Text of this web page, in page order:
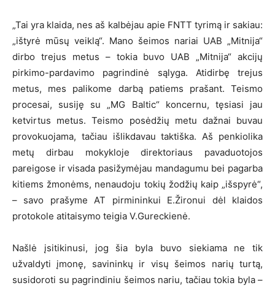
„Tai yra klaida, nes aš kalbėjau apie FNTT tyrimą ir sakiau:
„ištyrė mūsų veiklą“. Mano šeimos nariai UAB „Mitnija“
dirbo trejus metus – tokia buvo UAB „Mitnija“ akcijų
pirkimo-pardavimo pagrindinė sąlyga. Atidirbę trejus
metus, mes palikome darbą patiems prašant. Teismo
procesai, susiję su „MG Baltic“ koncernu, tęsiasi jau
ketvirtus metus. Teismo posėdžių metu dažnai buvau
provokuojama, tačiau išlikdavau taktiška. Aš penkiolika
metų dirbau mokykloje direktoriaus pavaduotojos
pareigose ir visada pasižymėjau mandagumu bei pagarba
kitiems žmonėms, nenaudoju tokių žodžių kaip „išspyrė“,
– savo prašyme AT pirmininkui E.Žironui dėl klaidos
protokole atitaisymo teigia V.Gureckienė.
Našlė įsitikinusi, jog šia byla buvo siekiama ne tik
užvaldyti įmonę, savininkų ir visų šeimos narių turtą,
susidoroti su pagrindiniu šeimos nariu, tačiau tokia byla –